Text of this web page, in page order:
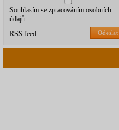
Souhlasím se zpracováním osobních
údajů
Odeslat
RSS feed